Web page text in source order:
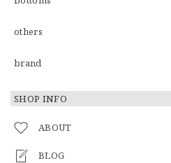
others
brand
SHOP INFO
ABOUT
BLOG